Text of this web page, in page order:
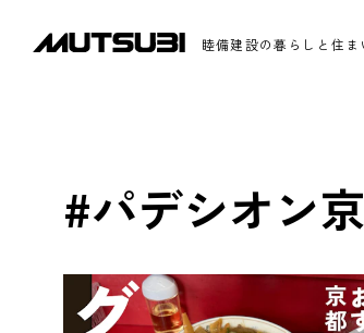
睦備建設の暮らしと住ま
#パデシオン